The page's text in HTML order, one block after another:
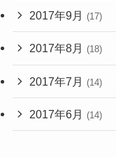
2017年9月 (17)
2017年8月 (18)
2017年7月 (14)
2017年6月 (14)